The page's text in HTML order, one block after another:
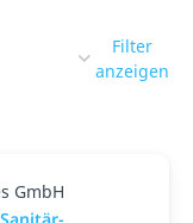
Filter
anzeigen
GmbH